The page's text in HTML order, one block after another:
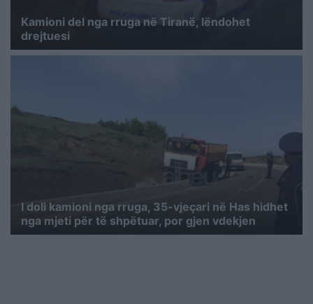
Kamioni del nga rruga në Tiranë, lëndohet
drejtuesi
I doli kamioni nga rruga, 35-vjeçari në Has hidhet
nga mjeti për të shpëtuar, por gjen vdekjen